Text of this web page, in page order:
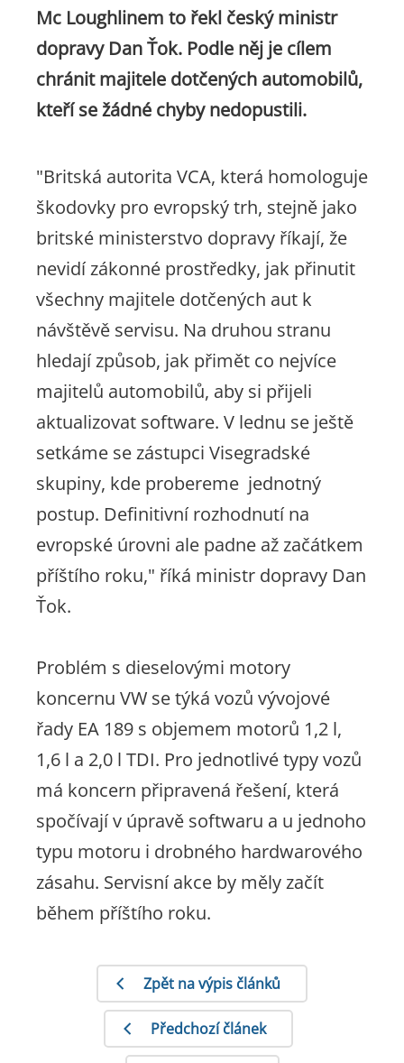
Mc Loughlinem to řekl český ministr
dopravy Dan Ťok. Podle něj je cílem
chránit majitele dotčených automobilů,
kteří se žádné chyby nedopustili.
"Britská autorita VCA, která homologuje
škodovky pro evropský trh, stejně jako
britské ministerstvo dopravy říkají, že
nevidí zákonné prostředky, jak přinutit
všechny majitele dotčených aut k
návštěvě servisu. Na druhou stranu
hledají způsob, jak přimět co nejvíce
majitelů automobilů, aby si přijeli
aktualizovat software. V lednu se ještě
setkáme se zástupci Visegradské
skupiny, kde probereme jednotný
postup. Definitivní rozhodnutí na
evropské úrovni ale padne až začátkem
příštího roku," říká ministr dopravy Dan
Ťok.
Problém s dieselovými motory
koncernu VW se týká vozů vývojové
řady EA 189 s objemem motorů 1,2 l,
1,6 l a 2,0 l TDI. Pro jednotlivé typy vozů
má koncern připravená řešení, která
spočívají v úpravě softwaru a u jednoho
typu motoru i drobného hardwarového
zásahu. Servisní akce by měly začít
během příštího roku.
Zpět na výpis článků
Předchozí článek